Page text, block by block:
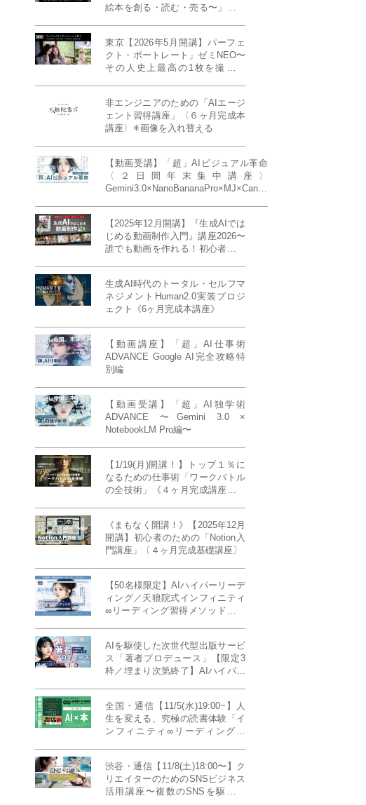
絵本を創る・読む・売る〜」イン
20名限定》
東京【2026年5月開講】パーフェ
クト・ポートレート」ゼミNEO〜
その人史上最高の1枚を撮る！
催）」《初参加大歓迎／12名限
定》
非エンジニアのための「AIエージ
ェント習得講座」〈６ヶ月完成本
講座〉✳︎画像を入れ替える
【動画受講】「超」AIビジュアル革命
〈２日間年末集中講座〉
Gemini3.0×NanoBananaPro×MJ×Canva
【2025年12月開講】『生成AIでは
じめる動画制作入門』講座2026〜
誰でも動画を作れる！初心者から
生成AI時代のトータル・セルフマ
ネジメントHuman2.0実装プロジ
ェクト《6ヶ月完成本講座》
【動画講座】「超」AI仕事術
ADVANCE Google AI完全攻略特
別編
【動画受講】「超」AI独学術
ADVANCE 〜Gemini 3.0 ×
NotebookLM Pro編〜
【1/19(月)開講！】トップ１％に
なるための仕事術「ワークバトル
の全技術」《４ヶ月完成講座》ー
《まもなく開講！》【2025年12月
開講】初心者のための「Notion入
門講座」〔４ヶ月完成基礎講座〕
【50名様限定】AIハイパーリーデ
ィング／天狼院式インフィニティ
∞リーディング習得メソッド《４
AIを駆使した次世代型出版サービ
ス「著者プロデュース」【限定3
枠／埋まり次第終了】AIハイパー
全国・通信【11/5(水)19:00~】人
生を変える、究極の読書体験「イ
ンフィニティ∞リーディング／
MILLENNIUM THINKING アメリ
カ最高峰大学の人気講義』
渋谷・通信【11/8(土)18:00〜】ク
リエイターのためのSNSビジネス
活用講座〜複数のSNSを駆使し